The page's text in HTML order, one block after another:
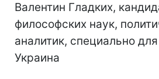
Валентин Гладких,
философских наук,
аналитик, специально
Украина